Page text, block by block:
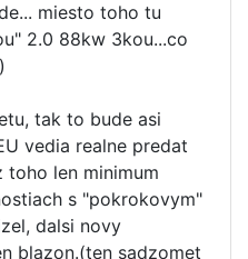
miesto toho tu
2.0 88kw 3kou...co
tak to bude asi
vedia realne predat
len minimum
s "pokrokovym"
dalsi novy
blazon.(ten sadzomet